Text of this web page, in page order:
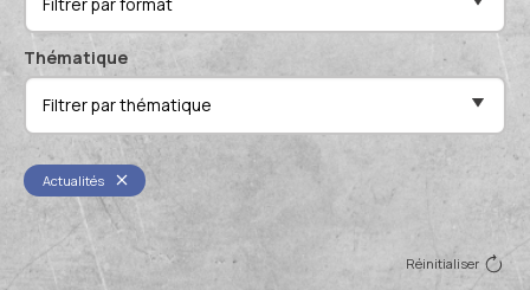
Thématique
Filtrer par thématique
Actualités
Réinitialiser